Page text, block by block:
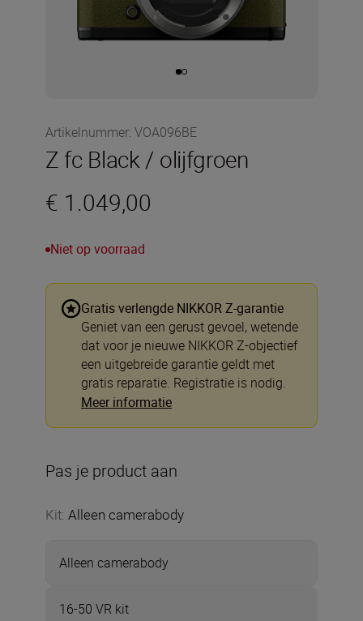
Artikelnummer: VOA096BE
Z fc Black / olijfgroen
€ 1.049,00
Niet op voorraad
Gratis verlengde NIKKOR Z-garantie
Geniet van een gerust gevoel, wetende
dat voor je nieuwe NIKKOR Z-objectief
een uitgebreide garantie geldt met
gratis reparatie. Registratie is nodig.
Meer informatie
Pas je product aan
Kit: Alleen camerabody
Alleen camerabody
16-50 VR kit